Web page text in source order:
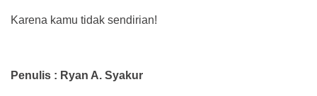
Karena kamu tidak sendirian!
Penulis : Ryan A. Syakur